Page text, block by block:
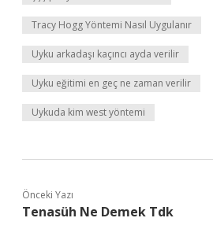
Tracy Hogg Yöntemi Nasıl Uygulanır
Uyku arkadaşı kaçıncı ayda verilir
Uyku eğitimi en geç ne zaman verilir
Uykuda kim west yöntemi
Önceki Yazı
Tenasüh Ne Demek Tdk